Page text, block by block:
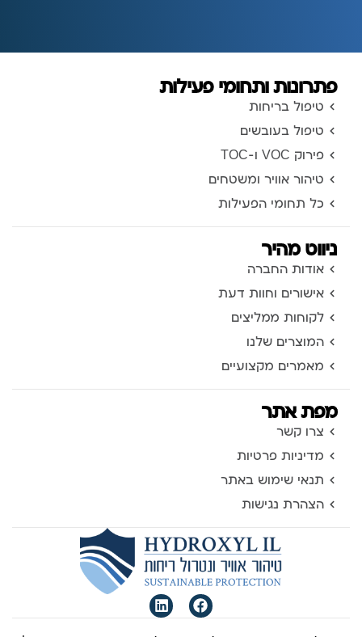
פתרונות ותחומי פעילות
טיפול בריחות
טיפול בעובשים
פירוק VOC ו-TOC
טיהור אוויר ומשטחים
כל תחומי הפעילות
ניווט מהיר
אודות החברה
אישורים וחוות דעת
לקוחות ממליצים
המוצרים שלנו
מאמרים מקצועיים
מפת אתר
צרו קשר
מדיניות פרטיות
תנאי שימוש באתר
הצהרת נגישות